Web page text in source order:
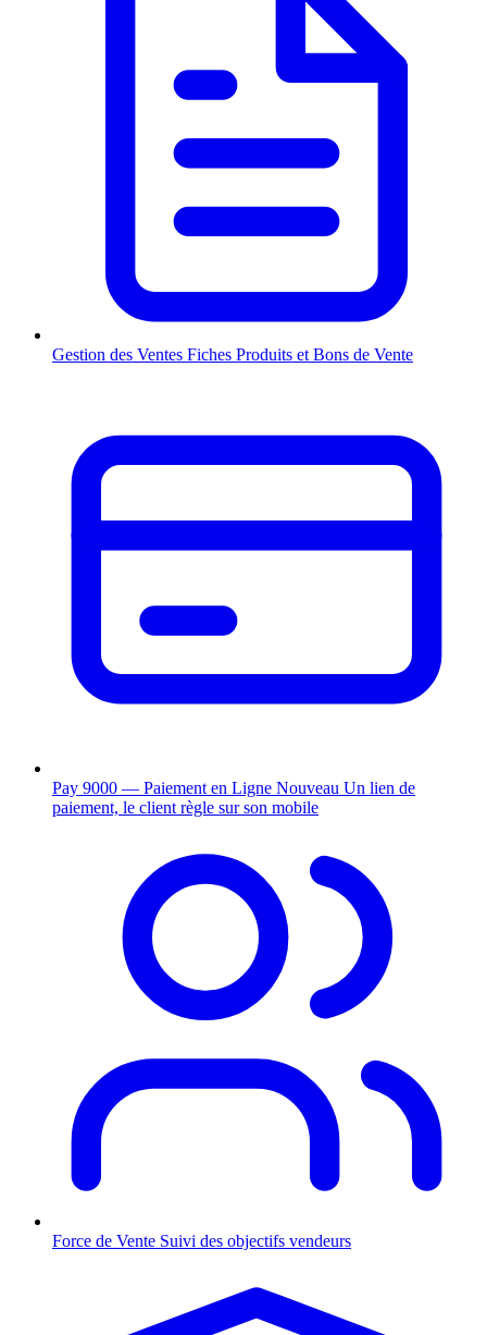
Gestion des Ventes Fiches Produits et Bons de Vente
Pay 9000 — Paiement en Ligne Nouveau Un lien de
paiement, le client règle sur son mobile
Force de Vente Suivi des objectifs vendeurs